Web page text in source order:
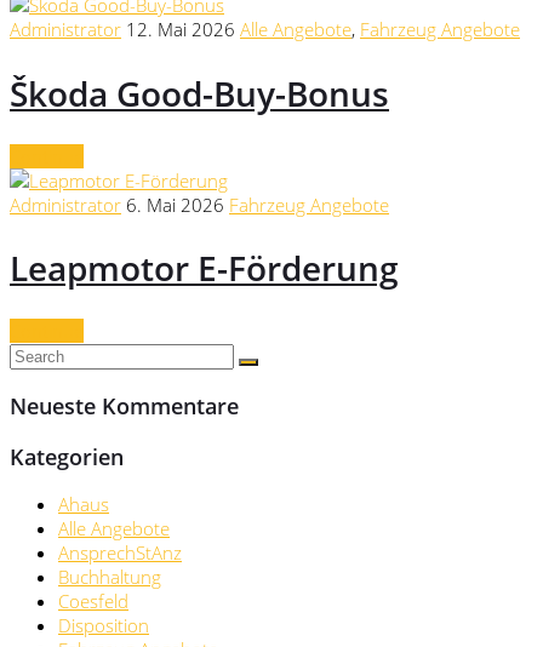
Administrator 12. Mai 2026 Alle Angebote, Fahrzeug Angebote
Škoda Good-Buy-Bonus
Administrator 6. Mai 2026 Fahrzeug Angebote
Leapmotor E-Förderung
Neueste Kommentare
Kategorien
Ahaus
Alle Angebote
AnsprechStAnz
Buchhaltung
Coesfeld
Disposition